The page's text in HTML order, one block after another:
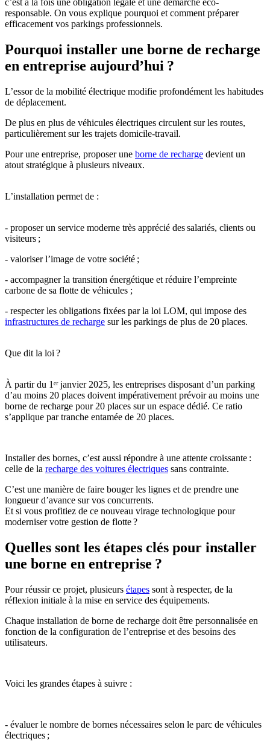
c’est à la fois une obligation légale et une démarche éco-
responsable. On vous explique pourquoi et comment préparer
efficacement vos parkings professionnels.
Pourquoi installer une borne de recharge
en entreprise aujourd’hui ?
L’essor de la mobilité électrique modifie profondément les habitudes
de déplacement.
De plus en plus de véhicules électriques circulent sur les routes,
particulièrement sur les trajets domicile-travail.
Pour une entreprise, proposer une borne de recharge devient un
atout stratégique à plusieurs niveaux.
L’installation permet de :
- proposer un service moderne très apprécié des salariés, clients ou
visiteurs ;
- valoriser l’image de votre société ;
- accompagner la transition énergétique et réduire l’empreinte
carbone de sa flotte de véhicules ;
- respecter les obligations fixées par la loi LOM, qui impose des
infrastructures de recharge sur les parkings de plus de 20 places.
Que dit la loi ?
À partir du 1ᵉʳ janvier 2025, les entreprises disposant d’un parking
d’au moins 20 places doivent impérativement prévoir au moins une
borne de recharge pour 20 places sur un espace dédié. Ce ratio
s’applique par tranche entamée de 20 places.
Installer des bornes, c’est aussi répondre à une attente croissante :
celle de la recharge des voitures électriques sans contrainte.
C’est une manière de faire bouger les lignes et de prendre une
longueur d’avance sur vos concurrents.
Et si vous profitiez de ce nouveau virage technologique pour
moderniser votre gestion de flotte ?
Quelles sont les étapes clés pour installer
une borne en entreprise ?
Pour réussir ce projet, plusieurs étapes sont à respecter, de la
réflexion initiale à la mise en service des équipements.
Chaque installation de borne de recharge doit être personnalisée en
fonction de la configuration de l’entreprise et des besoins des
utilisateurs.
Voici les grandes étapes à suivre :
- évaluer le nombre de bornes nécessaires selon le parc de véhicules
électriques ;